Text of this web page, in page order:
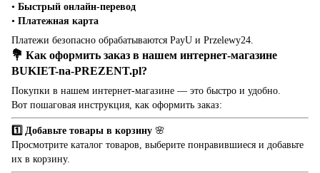
• Быстрый онлайн-перевод
• Платежная карта
Платежи безопасно обрабатываются PayU и Przelewy24.
💐 Как оформить заказ в нашем интернет-магазине
BUKIET-na-PREZENT.pl?
Покупки в нашем интернет-магазине — это быстро и удобно.
Вот пошаговая инструкция, как оформить заказ:
1️⃣ Добавьте товары в корзину 🌸
Просмотрите каталог товаров, выберите понравившиеся и добавьте
их в корзину.